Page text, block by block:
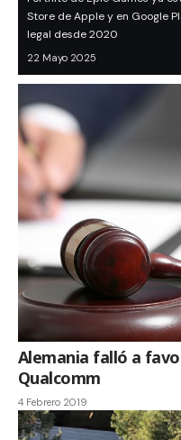
Store de Apple y en Google
legal desde 2020
22 Mayo 2025
Alemania falló a
Qualcomm
4 Febrero 2019